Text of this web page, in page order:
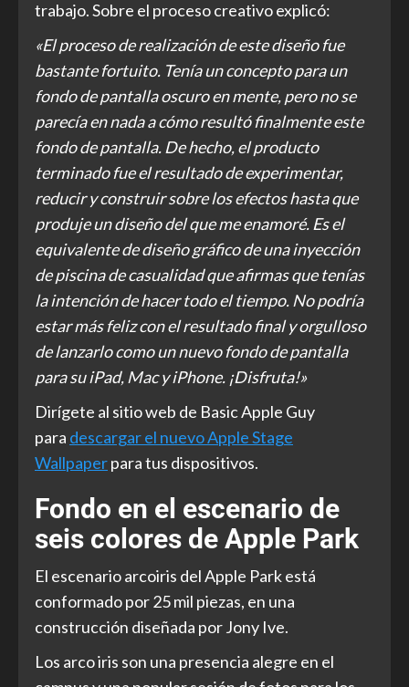
trabajo. Sobre el proceso creativo explicó:
«El proceso de realización de este diseño fue
bastante fortuito. Tenía un concepto para un
fondo de pantalla oscuro en mente, pero no se
parecía en nada a cómo resultó finalmente este
fondo de pantalla. De hecho, el producto
terminado fue el resultado de experimentar,
reducir y construir sobre los efectos hasta que
produje un diseño del que me enamoré. Es el
equivalente de diseño gráfico de una inyección
de piscina de casualidad que afirmas que tenías
la intención de hacer todo el tiempo. No podría
estar más feliz con el resultado final y orgulloso
de lanzarlo como un nuevo fondo de pantalla
para su iPad, Mac y iPhone. ¡Disfruta!»
Dirígete al sitio web de Basic Apple Guy
para descargar el nuevo Apple Stage
Wallpaperpara tus dispositivos.
Fondo en el escenario de
seis colores de Apple Park
El escenario arcoiris del Apple Park está
conformado por 25 mil piezas, en una
construcción diseñada por Jony Ive.
Los arco iris son una presencia alegre en el